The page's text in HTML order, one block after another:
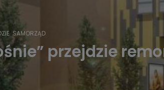
SAMORZĄD
przejdzie